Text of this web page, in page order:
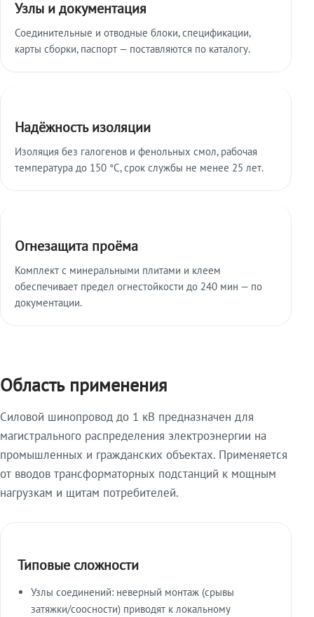
Узлы и документация
Соединительные и отводные блоки, спецификации,
карты сборки, паспорт — поставляются по каталогу.
Надёжность изоляции
Изоляция без галогенов и фенольных смол, рабочая
температура до 150 °C, срок службы не менее 25 лет.
Огнезащита проёма
Комплект с минеральными плитами и клеем
обеспечивает предел огнестойкости до 240 мин — по
документации.
Область применения
Силовой шинопровод до 1 кВ предназначен для
магистрального распределения электроэнергии на
промышленных и гражданских объектах. Применяется
от вводов трансформаторных подстанций к мощным
нагрузкам и щитам потребителей.
Типовые сложности
Узлы соединений: неверный монтаж (срывы
затяжки/соосности) приводят к локальному